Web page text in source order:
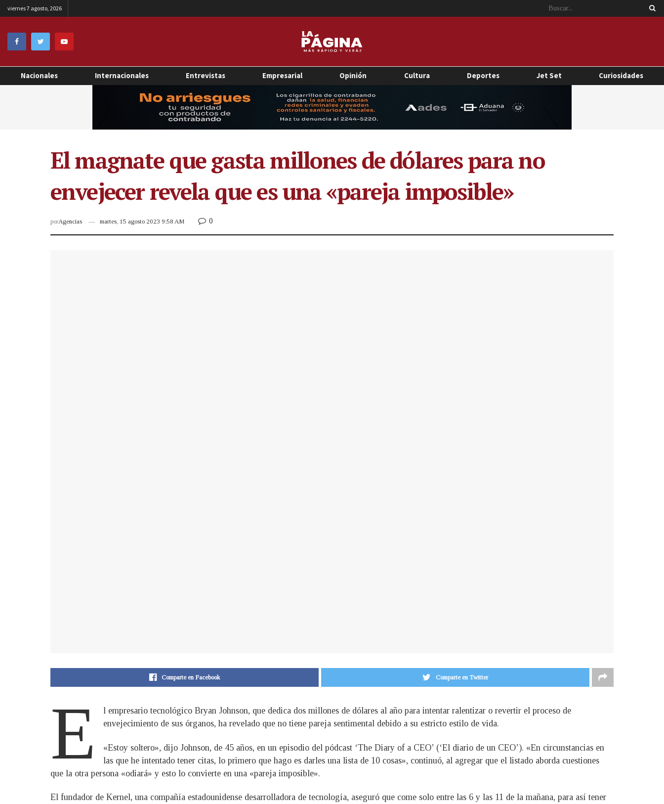
viernes 7 agosto, 2026
Nacionales Internacionales Entrevistas Empresarial Opinión Cultura Deportes Jet Set Curiosidades
El magnate que gasta millones de dólares para no
envejecer revela que es una «pareja imposible»
porAgencias martes, 15 agosto 2023 9:58 AM 0
Comparte en Facebook Comparte en Twitter
E
l empresario tecnológico Bryan Johnson, que dedica dos millones de dólares al año para intentar ralentizar o revertir el proceso de
envejecimiento de sus órganos, ha revelado que no tiene pareja sentimental debido a su estricto estilo de vida.
«Estoy soltero», dijo Johnson, de 45 años, en un episodio del pódcast ‘The Diary of a CEO’ (‘El diario de un CEO’). «En circunstancias en
las que he intentado tener citas, lo primero que hago es darles una lista de 10 cosas», continuó, al agregar que el listado aborda cuestiones
que la otra persona «odiará» y esto lo convierte en una «pareja imposible».
El fundador de Kernel, una compañía estadounidense desarrolladora de tecnología, aseguró que come solo entre las 6 y las 11 de la mañana, para así tener